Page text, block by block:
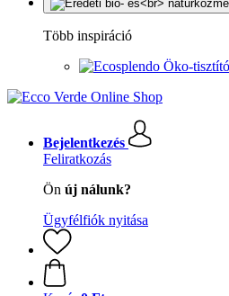
Több inspiráció
Öko-
Bejelentkezés
Feliratkozás
Ön új nálunk?
Ügyfélfiók nyitása